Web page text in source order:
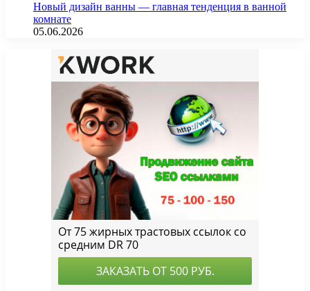
Новый дизайн ванны — главная тенденция в ванной
комнате
05.06.2026